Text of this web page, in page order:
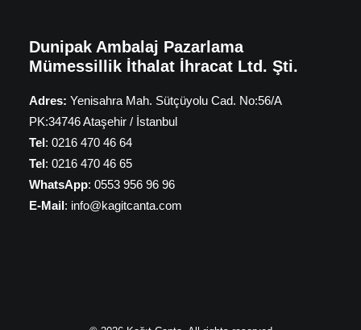
Dunipak Ambalaj Pazarlama
Mümessillik İthalat İhracat Ltd. Şti.
Adres: Yenisahra Mah. Sütçüyolu Cad. No:56/A
PK:34746 Ataşehir / İstanbul
Tel: 0216 470 46 64
Tel: 0216 470 46 65
WhatsApp: 0553 956 96 96
E-Mail: info@kagitcanta.com